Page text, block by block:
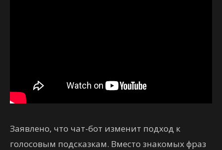
Заявлено, что чат-бот изменит подход к
голосовым подсказкам. Вместо знакомых фраз